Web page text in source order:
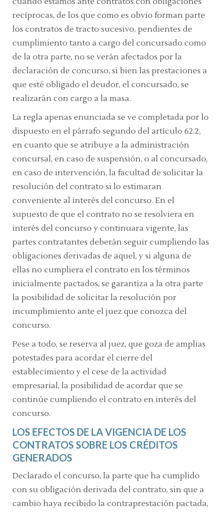
recíprocas, de los que como es obvio forman parte
los contratos de tracto sucesivo, pendientes de
cumplimiento tanto a cargo del concursado como
de la otra parte, no se verán afectados por la
declaración de concurso, si bien las prestaciones a
que esté obligado el deudor, el concursado, se
realizarán con cargo a la masa.
La regla apenas enunciada se ve completada por lo
dispuesto en el párrafo segundo del artículo 62.2,
en cuanto que se atribuye a la administración
concursal, en caso de suspensión, o al concursado,
en caso de intervención, la facultad de solicitar la
resolución del contrato si lo estimaran
conveniente al interés del concurso. En el
supuesto de que el contrato no se resolviera en
interés del concurso y continuara vigente, las
partes contratantes deberán seguir cumpliendo las
obligaciones derivadas de aquel, y si alguna de
ellas no cumpliera el contrato en los términos
inicialmente pactados, se garantiza a la otra parte
la posibilidad de solicitar la resolución por
incumplimiento ante el juez que conozca del
concurso.
Pese a todo, se reserva al juez, que goza de amplias
potestades para acordar el cierre del
establecimiento y el cese de la actividad
empresarial, la posibilidad de acordar que se
continúe cumpliendo el contrato en interés del
concurso.
LOS EFECTOS DE LA VIGENCIA DE LOS
CONTRATOS SOBRE LOS CRÉDITOS
GENERADOS
Declarado el concurso, la parte que ha cumplido
con su obligación derivada del contrato, sin que a
cambio haya recibido la contraprestación pactada,